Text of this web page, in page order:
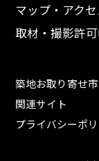
マップ・アクセ
取材・撮影許
築地お取り寄せ
関連サイト
プライバシーポ